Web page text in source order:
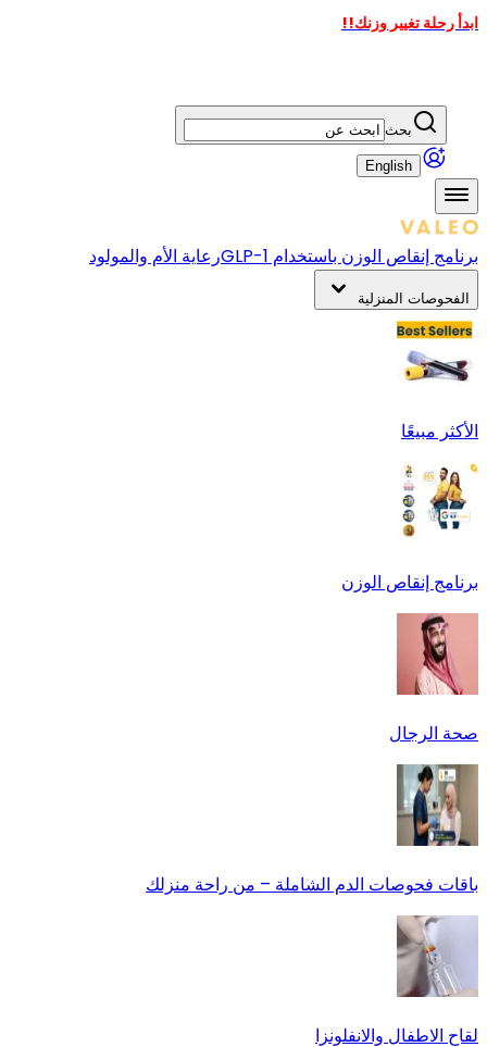
ابدأ رحلة تغيير وزنك!!
بحث
English
برنامج إنقاص الوزن باستخدام GLP-1 رعاية الأم والمولود
الفحوصات المنزلية
الأكثر مبيعًا
برنامج إنقاص الوزن
صحة الرجال
باقات فحوصات الدم الشاملة – من راحة منزلك
لقاح الاطفال والانفلونزا